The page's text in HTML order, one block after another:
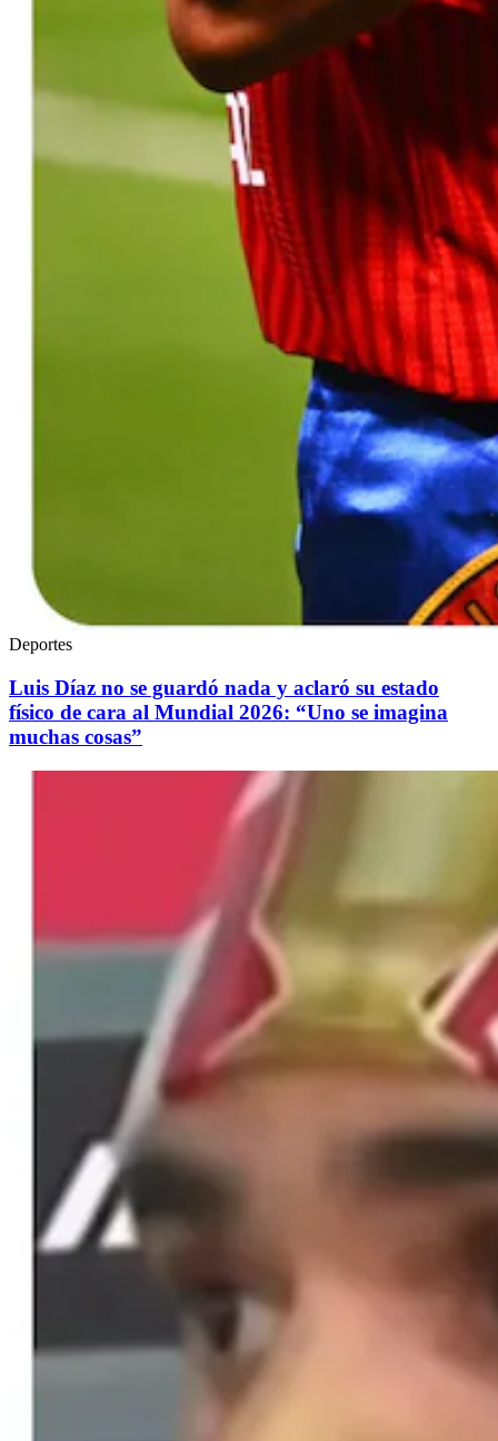
Deportes
Luis Díaz no se guardó nada y aclaró su estado
físico de cara al Mundial 2026: “Uno se imagina
muchas cosas”